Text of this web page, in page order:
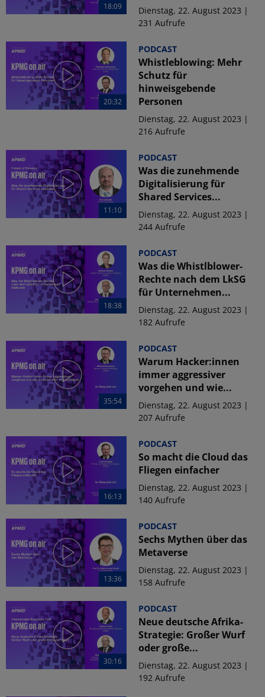
18:09
Dienstag, 22. August 2023 |
231 Aufrufe
20:32
PODCAST
Whistleblowing: Mehr
Schutz für
hinweisgebende
Personen
Dienstag, 22. August 2023 |
216 Aufrufe
11:10
PODCAST
Was die zunehmende
Digitalisierung für
Shared Services...
Dienstag, 22. August 2023 |
244 Aufrufe
18:38
PODCAST
Was die Whistlblower-
Rechte nach dem LkSG
für Unternehmen...
Dienstag, 22. August 2023 |
182 Aufrufe
35:54
PODCAST
Warum Hacker:innen
immer aggressiver
vorgehen und wie...
Dienstag, 22. August 2023 |
207 Aufrufe
16:13
PODCAST
So macht die Cloud das
Fliegen einfacher
Dienstag, 22. August 2023 |
140 Aufrufe
13:36
PODCAST
Sechs Mythen über das
Metaverse
Dienstag, 22. August 2023 |
158 Aufrufe
30:16
PODCAST
Neue deutsche Afrika-
Strategie: Großer Wurf
oder große...
Dienstag, 22. August 2023 |
192 Aufrufe